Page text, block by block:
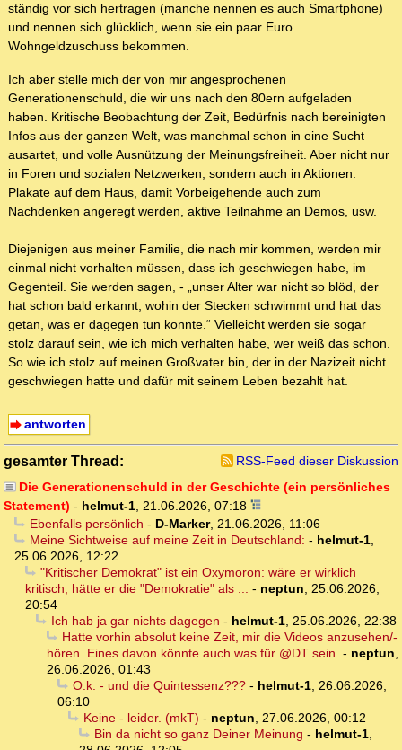
ständig vor sich hertragen (manche nennen es auch Smartphone)
und nennen sich glücklich, wenn sie ein paar Euro
Wohngeldzuschuss bekommen.
Ich aber stelle mich der von mir angesprochenen
Generationenschuld, die wir uns nach den 80ern aufgeladen
haben. Kritische Beobachtung der Zeit, Bedürfnis nach bereinigten
Infos aus der ganzen Welt, was manchmal schon in eine Sucht
ausartet, und volle Ausnützung der Meinungsfreiheit. Aber nicht nur
in Foren und sozialen Netzwerken, sondern auch in Aktionen.
Plakate auf dem Haus, damit Vorbeigehende auch zum
Nachdenken angeregt werden, aktive Teilnahme an Demos, usw.
Diejenigen aus meiner Familie, die nach mir kommen, werden mir
einmal nicht vorhalten müssen, dass ich geschwiegen habe, im
Gegenteil. Sie werden sagen, - „unser Alter war nicht so blöd, der
hat schon bald erkannt, wohin der Stecken schwimmt und hat das
getan, was er dagegen tun konnte.“ Vielleicht werden sie sogar
stolz darauf sein, wie ich mich verhalten habe, wer weiß das schon.
So wie ich stolz auf meinen Großvater bin, der in der Nazizeit nicht
geschwiegen hatte und dafür mit seinem Leben bezahlt hat.
antworten
gesamter Thread:
RSS-Feed dieser Diskussion
Die Generationenschuld in der Geschichte (ein persönliches
Statement) - helmut-1, 21.06.2026, 07:18
Ebenfalls persönlich - D-Marker, 21.06.2026, 11:06
Meine Sichtweise auf meine Zeit in Deutschland: - helmut-1,
25.06.2026, 12:22
"Kritischer Demokrat" ist ein Oxymoron: wäre er wirklich
kritisch, hätte er die "Demokratie" als ... - neptun, 25.06.2026,
20:54
Ich hab ja gar nichts dagegen - helmut-1, 25.06.2026, 22:38
Hatte vorhin absolut keine Zeit, mir die Videos anzusehen/-
hören. Eines davon könnte auch was für @DT sein. - neptun,
26.06.2026, 01:43
O.k. - und die Quintessenz???- helmut-1, 26.06.2026,
06:10
Keine - leider. (mkT) - neptun, 27.06.2026, 00:12
Bin da nicht so ganz Deiner Meinung - helmut-1,